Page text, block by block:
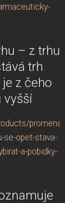
– z trhu
trh
z čeho
vyšší
promena-
se-opet-stava-
a-pobidky-